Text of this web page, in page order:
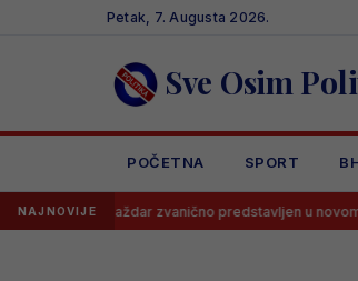
Petak, 7. Augusta 2026.
Sve Osim
POČETNA SPORT
NAJNOVIJE
Baždar zvanično predstavljen u novom klubu